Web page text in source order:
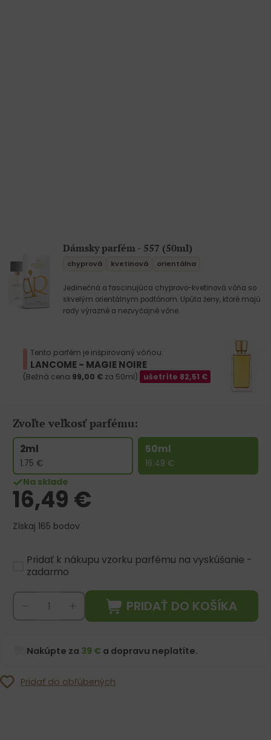
Dámsky parfém - 557 (50ml)
chyprová kvetinová orientálna
Jedinečná a fascinujúca chyprovo-kvetinová vôňa so
skvelým orientálnym podtónom. Upúta ženy, ktoré majú
rady výrazné a nezvyčajné vône.
Tento parfém je inšpirovaný vôňou:
LANCOME - MAGIE NOIRE
(Bežná cena 99,00 € za 50ml) ušetríte 82,51 €
Zvoľte veľkosť parfému:
2ml
1.75 €
50ml
16.49 €
Na sklade
16,49 €
Získaj 165 bodov
Pridať k nákupu vzorku parfému na vyskúšanie -
zadarmo
PRIDAŤ DO KOŠÍKA
Nakúpte za 39 € a dopravu neplatíte.
Pridať do obľúbených